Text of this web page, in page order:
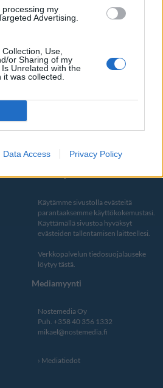
my
Advertising.
Use,
or Sharing of my
Unrelated with the
was collected.
Data Access Privacy Policy
Autot
Digi
Tietosuojalauseke
Käytämme sivustolla evästeitä
parantaaksemme käyttökokemustasi.
Käyttämällä sivustoa hyväksyt
evästeiden tallentamisen laitteellesi.
Verkkopalvelun tiedosuojalauseke
löytyy tästä
Mediamyynti
Nostemedia Oy
Puh. +358 40 356 1332
mikael@nostemedia.fi
Mediatiedot